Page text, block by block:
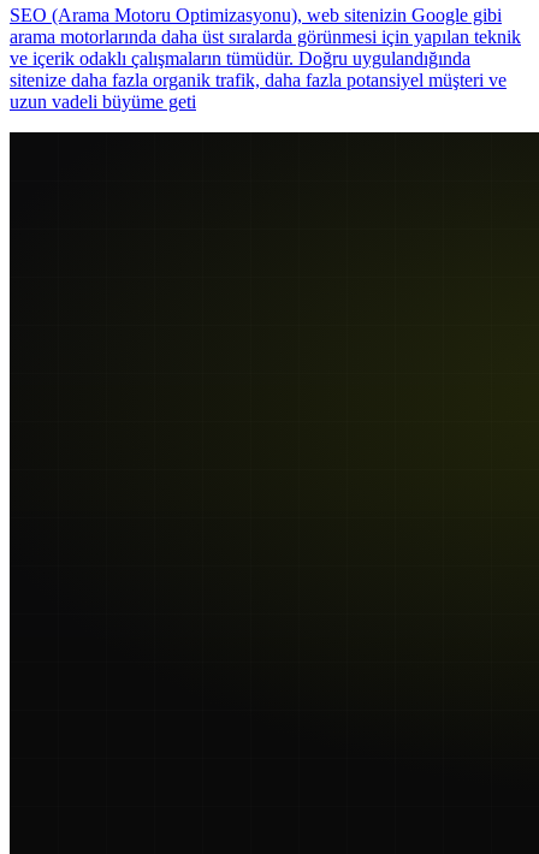
SEO (Arama Motoru Optimizasyonu), web sitenizin Google gibi
arama motorlarında daha üst sıralarda görünmesi için yapılan teknik
ve içerik odaklı çalışmaların tümüdür. Doğru uygulandığında
sitenize daha fazla organik trafik, daha fazla potansiyel müşteri ve
uzun vadeli büyüme geti